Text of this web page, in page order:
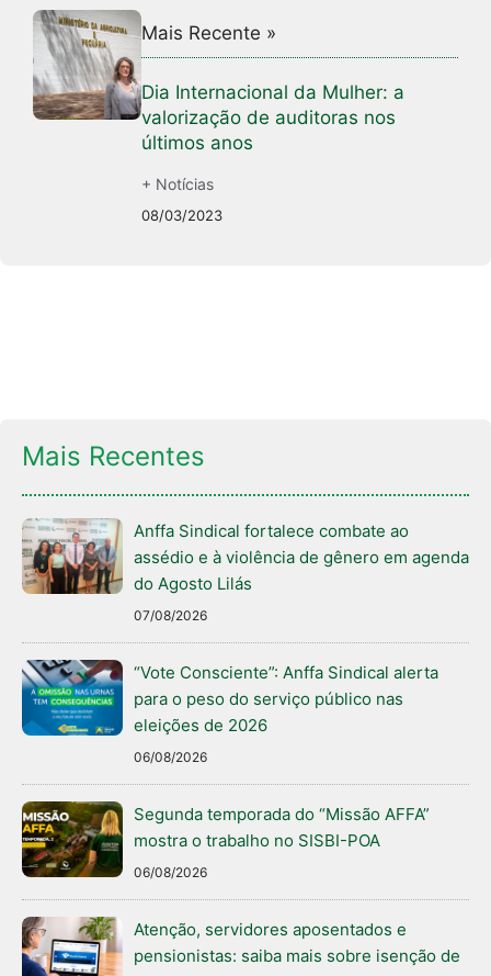
Mais Recente »
Dia Internacional da Mulher: a
valorização de auditoras nos
últimos anos
+ Notícias
08/03/2023
Mais Recentes
Anffa Sindical fortalece combate ao
assédio e à violência de gênero em agenda
do Agosto Lilás
07/08/2026
“Vote Consciente”: Anffa Sindical alerta
para o peso do serviço público nas
eleições de 2026
06/08/2026
Segunda temporada do “Missão AFFA”
mostra o trabalho no SISBI-POA
06/08/2026
Atenção, servidores aposentados e
pensionistas: saiba mais sobre isenção de